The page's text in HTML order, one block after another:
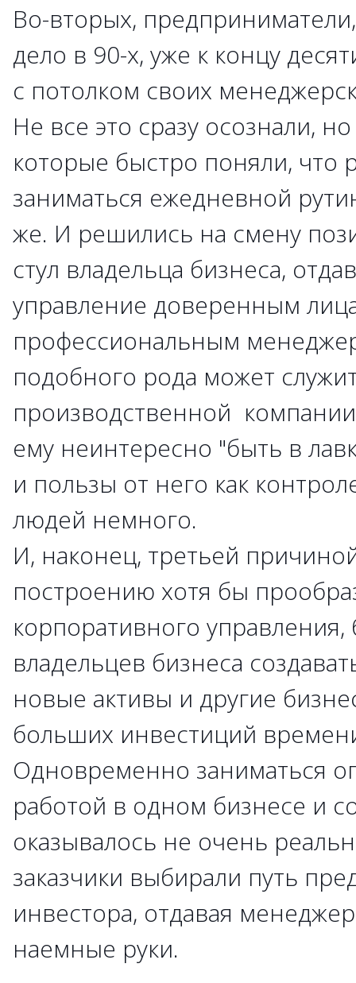
Во-вторых,
дело в 90-х, уже к концу
с потолком своих
Не все это сразу осознали,
которые быстро поняли, что
заниматься ежедневной
же. И решились на смену
стул владельца бизнеса,
управление доверенным
профессиональным
подобного рода может
производственной
ему неинтересно "быть в
и пользы от него как
людей немного.
И, наконец, третьей
построению хотя бы
корпоративного
владельцев бизнеса
новые активы и другие
больших инвестиций
Одновременно заниматься
работой в одном бизнесе и
оказывалось не очень
заказчики выбирали путь
инвестора, отдавая
наемные руки.